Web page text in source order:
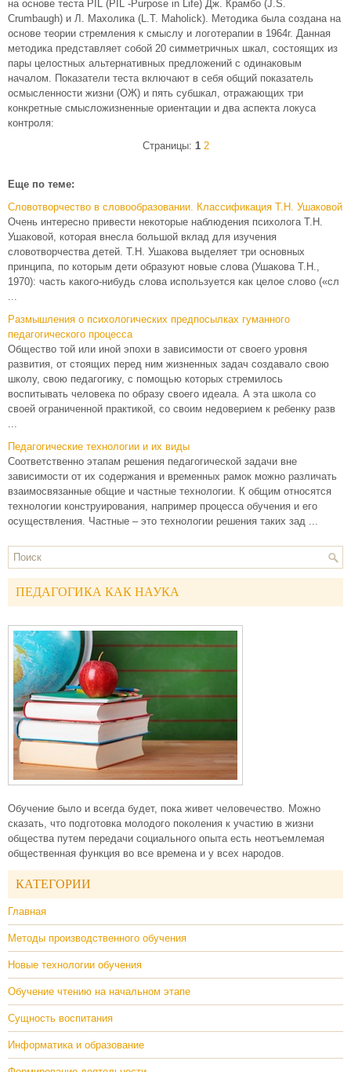
на основе теста PIL (PIL -Purpose in Life) Дж. Крамбо (J.S.
Crumbaugh) и Л. Махолика (L.T. Maholick). Методика была создана на
основе теории стремления к смыслу и логотерапии в 1964г. Данная
методика представляет собой 20 симметричных шкал, состоящих из
пары целостных альтернативных предложений с одинаковым
началом. Показатели теста включают в себя общий показатель
осмысленности жизни (ОЖ) и пять субшкал, отражающих три
конкретные смысложизненные ориентации и два аспекта локуса
контроля:
Страницы: 1 2
Еще по теме:
Словотворчество в словообразовании. Классификация Т.Н. Ушаковой
Очень интересно привести некоторые наблюдения психолога Т.Н.
Ушаковой, которая внесла большой вклад для изучения
словотворчества детей. Т.Н. Ушакова выделяет три основных
принципа, по которым дети образуют новые слова (Ушакова Т.Н.,
1970): часть какого-нибудь слова используется как целое слово («сл
...
Размышления о психологических предпосылках гуманного
педагогического процесса
Общество той или иной эпохи в зависимости от своего уровня
развития, от стоящих перед ним жизненных задач создавало свою
школу, свою педагогику, с помощью которых стремилось
воспитывать человека по образу своего идеала. А эта школа со
своей ограниченной практикой, со своим недоверием к ребенку разв
...
Педагогические технологии и их виды
Соответственно этапам решения педагогической задачи вне
зависимости от их содержания и временных рамок можно различать
взаимосвязанные общие и частные технологии. К общим относятся
технологии конструирования, например процесса обучения и его
осуществления. Частные – это технологии решения таких зад ...
ПЕДАГОГИКА КАК НАУКА
Обучение было и всегда будет, пока живет человечество. Можно
сказать, что подготовка молодого поколения к участию в жизни
общества путем передачи социального опыта есть неотъемлемая
общественная функция во все времена и у всех народов.
КАТЕГОРИИ
Главная
Методы производственного обучения
Новые технологии обучения
Обучение чтению на начальном этапе
Сущность воспитания
Информатика и образование